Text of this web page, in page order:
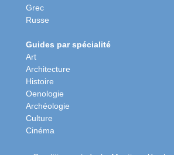
Grec
Russe
Guides par spécialité
Art
Architecture
Histoire
Oenologie
Archéologie
Culture
Cinéma